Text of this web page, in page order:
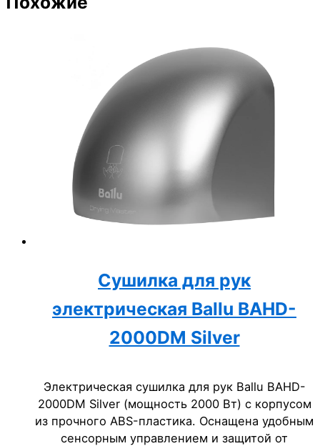
Сушилка для рук
электрическая Ballu BAHD-
2000DM Silver
Электрическая сушилка для рук Ballu BAHD-
2000DM Silver (мощность 2000 Вт) с корпусом
из прочного ABS-пластика. Оснащена удобным
сенсорным управлением и защитой от